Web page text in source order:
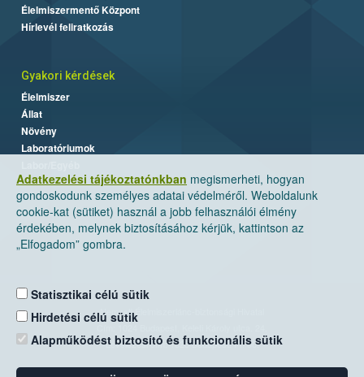
Adatkezelési tájékoztatónkban megismerheti, hogyan
gondoskodunk személyes adatai védelméről. Weboldalunk
cookie-kat (sütiket) használ a jobb felhasználói élmény
érdekében, melynek biztosításához kérjük, kattintson az
„Elfogadom” gombra.
Statisztikai célú sütik
Hirdetési célú sütik
Alapműködést biztosító és funkcionális sütik
Élelmiszermentő Központ
Hírlevél feliratkozás
Gyakori kérdések
Élelmiszer
Állat
Növény
Laboratóriumok
Nemzeti Élelmiszerlánc-biztonsági Hivatal
Levelezési cím: 1525 Budapest. Pf. 30.